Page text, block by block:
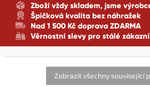
Zboží vždy skladem, jsme
Špičková kvalita bez náhražek
Nad 1 500 Kč doprava ZDARMA
Věrnostní slevy pro stálé
Zobrazit všechny související